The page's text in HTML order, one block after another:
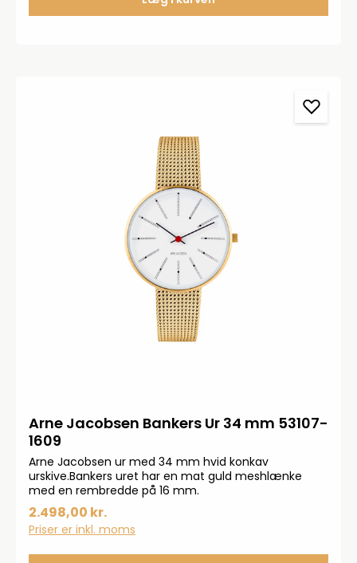
Arne Jacobsen Bankers Ur 34 mm 53107-
1609
Arne Jacobsen ur med 34 mm hvid konkav
urskive.Bankers uret har en mat guld meshlænke
med en rembredde på 16 mm.
2.498,00 kr.
Priser er inkl. moms